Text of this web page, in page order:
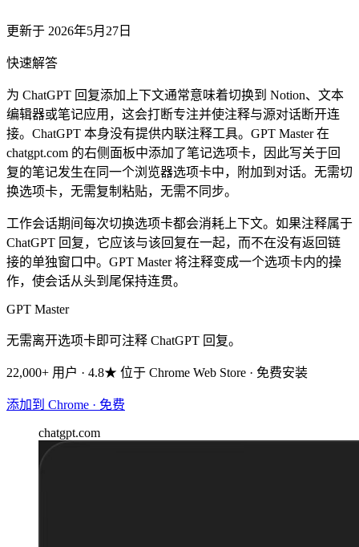
更新于 2026年5月27日
快速解答
为 ChatGPT 回复添加上下文通常意味着切换到 Notion、文本
编辑器或笔记应用，这会打断专注并使注释与源对话断开连
接。ChatGPT 本身没有提供内联注释工具。GPT Master 在
chatgpt.com 的右侧面板中添加了笔记选项卡，因此写关于回
复的笔记发生在同一个浏览器选项卡中，附加到对话。无需切
换选项卡，无需复制粘贴，无需不同步。
工作会话期间每次切换选项卡都会消耗上下文。如果注释属于
ChatGPT 回复，它应该与该回复在一起，而不在没有返回链
接的单独窗口中。GPT Master 将注释变成一个选项卡内的操
作，使会话从头到尾保持连贯。
GPT Master
无需离开选项卡即可注释 ChatGPT 回复。
22,000+ 用户 · 4.8★ 位于 Chrome Web Store · 免费安装
添加到 Chrome · 免费
chatgpt.com